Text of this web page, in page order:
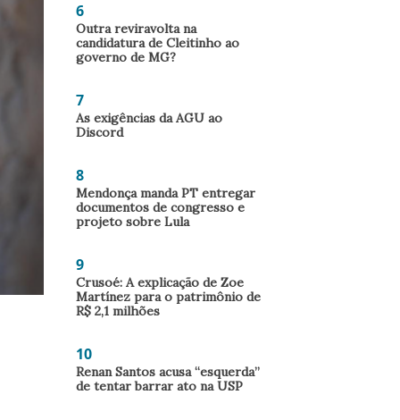
6
Outra reviravolta na
candidatura de Cleitinho ao
governo de MG?
7
As exigências da AGU ao
Discord
8
Mendonça manda PT entregar
documentos de congresso e
projeto sobre Lula
9
Crusoé: A explicação de Zoe
Martínez para o patrimônio de
R$ 2,1 milhões
10
Renan Santos acusa “esquerda”
de tentar barrar ato na USP